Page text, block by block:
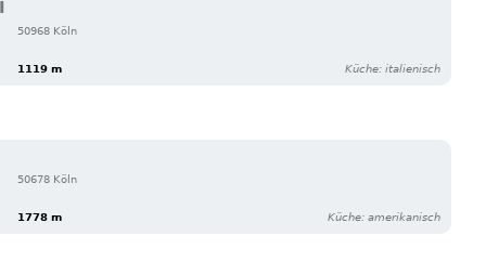
50968 Köln
1119 m Küche: italienisch
50678 Köln
1778 m Küche: amerikanisch